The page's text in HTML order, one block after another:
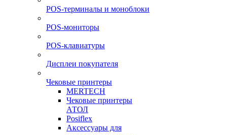
POS-терминалы и моноблоки
POS-мониторы
POS-клавиатуры
Дисплеи покупателя
Чековые принтеры
MERTECH
Чековые принтеры
АТОЛ
Posiflex
Аксессуары для